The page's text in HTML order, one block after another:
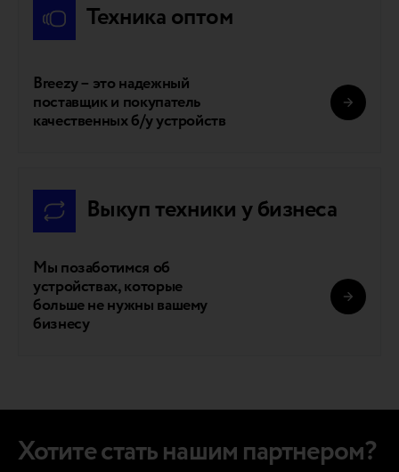
Техника оптом
Breezy – это надежный
поставщик и покупатель
качественных б/у устройств
Выкуп техники у бизнеса
Мы позаботимся об
устройствах, которые
больше не нужны вашему
бизнесу
Хотите стать нашим партнером?